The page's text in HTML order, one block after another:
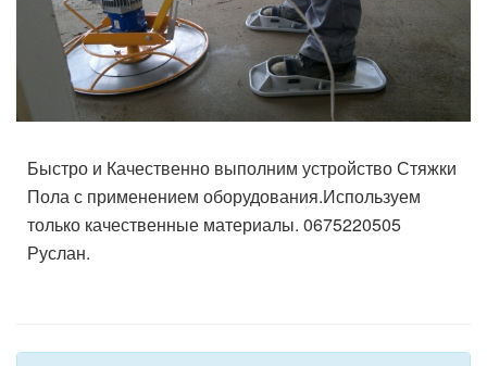
Быстро и Качественно выполним устройство Стяжки
Пола с применением оборудования.Используем
только качественные материалы. 0675220505
Руслан.